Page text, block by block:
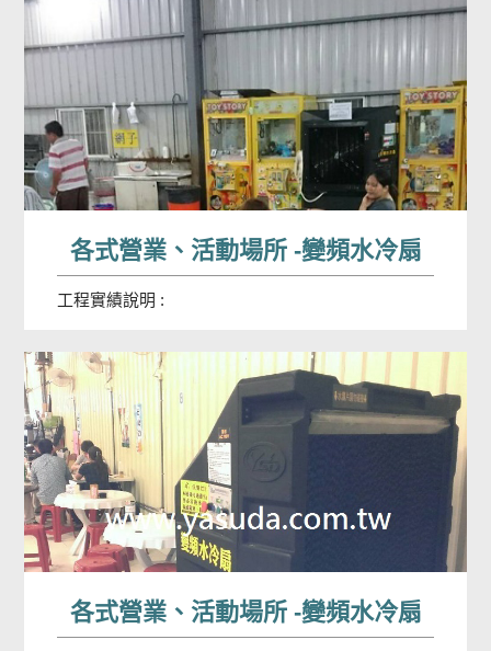
各式營業、活動場所 -變頻水冷扇
工程實績說明 :
各式營業、活動場所 -變頻水冷扇